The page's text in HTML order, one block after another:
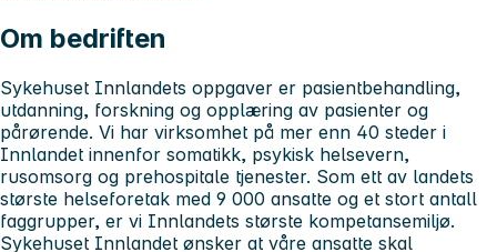
Om bedriften
Sykehuset Innlandets oppgaver er pasientbehandling,
utdanning, forskning og opplæring av pasienter og
pårørende. Vi har virksomhet på mer enn 40 steder i
Innlandet innenfor somatikk, psykisk helsevern,
rusomsorg og prehospitale tjenester. Som ett av landets
største helseforetak med 9 000 ansatte og et stort antall
faggrupper, er vi Innlandets største kompetansemiljø.
Sykehuset Innlandet ønsker at våre ansatte skal